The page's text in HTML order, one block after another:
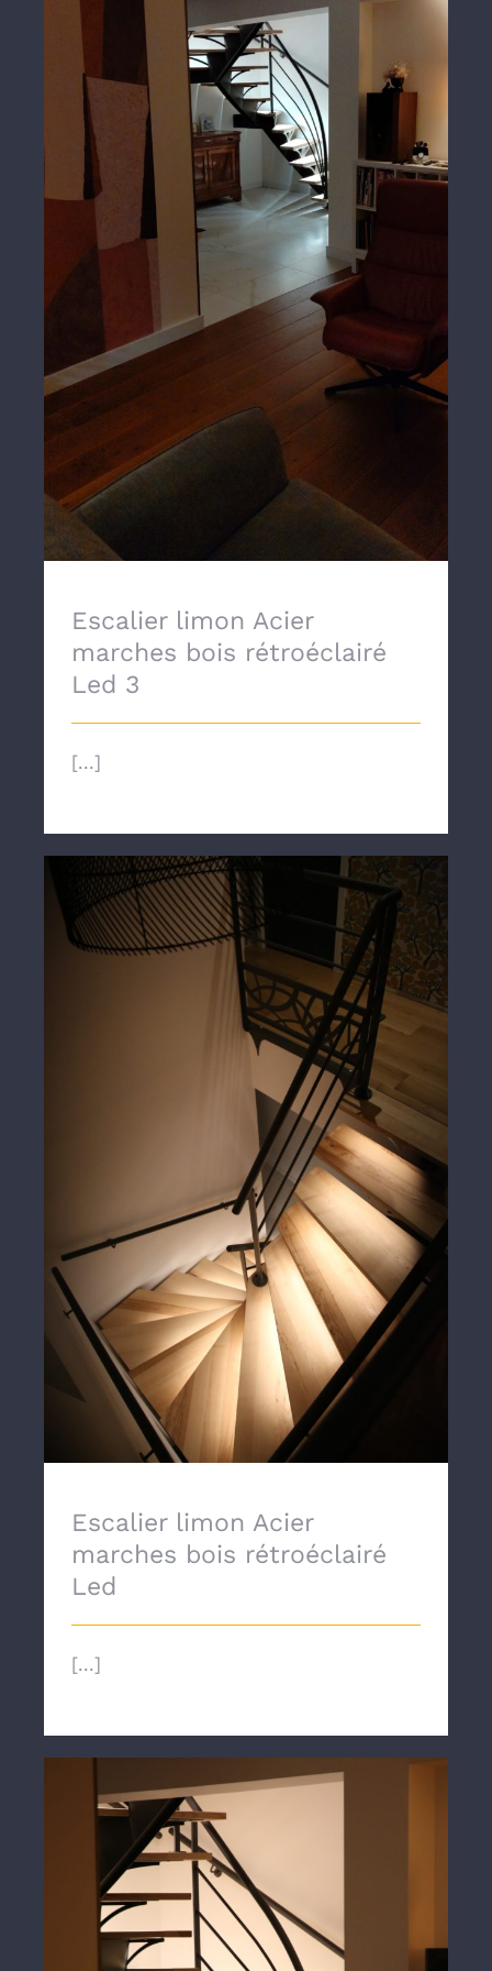
Escalier limon Acier marches bois
rétroéclairé Led 3
Escalier limon Acier
marches bois rétroéclairé
Led 3
[...]
Escalier limon Acier marches bois
rétroéclairé Led
Escalier limon Acier
marches bois rétroéclairé
Led
[...]